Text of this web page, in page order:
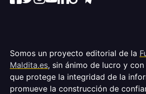
Somos un proyecto editorial de la
Maldita.es, sin ánimo de lucro y con
que protege la integridad de la
promueve la construcción de